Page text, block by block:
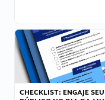
CHECKLIST: ENGAJE SEU